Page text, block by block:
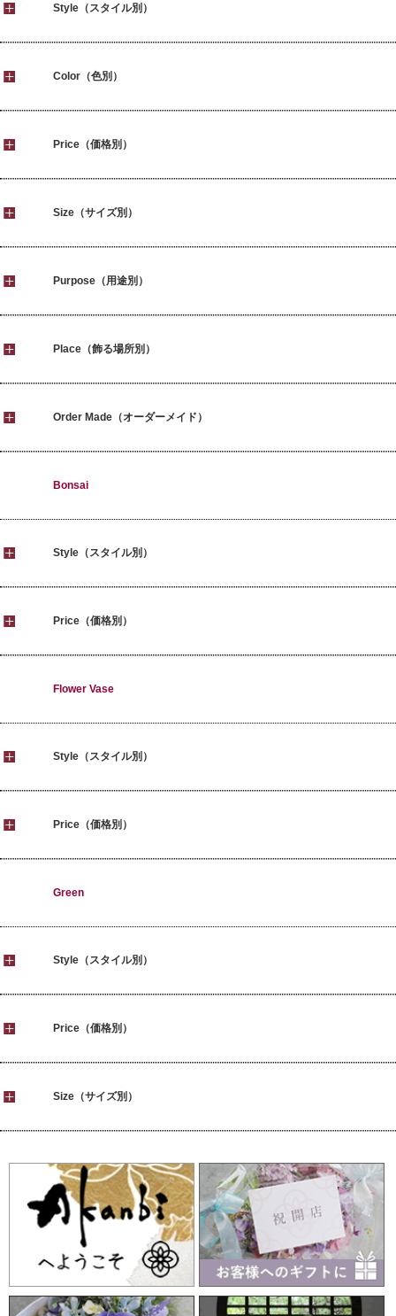
Style（スタイル別）
Color（色別）
Price（価格別）
Size（サイズ別）
Purpose（用途別）
Place（飾る場所別）
Order Made（オーダーメイド）
Bonsai
Style（スタイル別）
Price（価格別）
Flower Vase
Style（スタイル別）
Price（価格別）
Green
Style（スタイル別）
Price（価格別）
Size（サイズ別）